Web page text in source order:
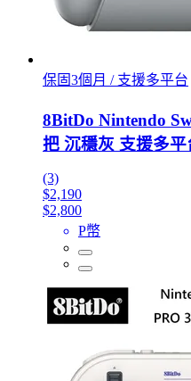
保固3個月 / 支援多平台
8BitDo Nintendo
把 沉穩灰 支援多平
(3)
$2,190
$2,800
P幣